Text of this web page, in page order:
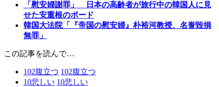
「慰安婦謝罪」 日本の高齢者が旅行中の韓国人に見
せた安重根のボード
韓国大法院「『帝国の慰安婦』朴裕河教授、名誉毀損
無罪」
この記事を読んで…
102腹立つ 102腹立つ
10悲しい 10悲しい